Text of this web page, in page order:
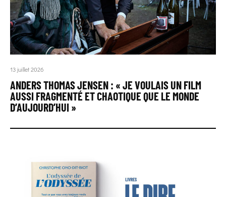
13 juillet 2026
ANDERS THOMAS JENSEN : « JE VOULAIS UN FILM
AUSSI FRAGMENTÉ ET CHAOTIQUE QUE LE MONDE
D’AUJOURD’HUI »